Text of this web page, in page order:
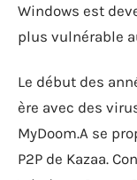
Windows est
plus vulnérable
Le début des
ère avec des
MyDoom.A se
P2P de Kazaa.